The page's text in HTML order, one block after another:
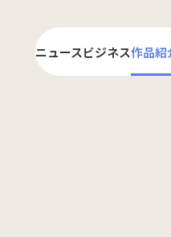
ニュースビジネス作品紹